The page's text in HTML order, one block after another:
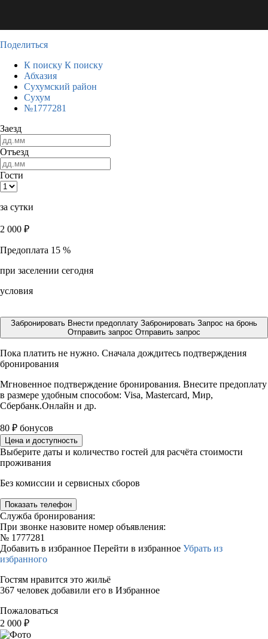
Поделиться
К поиску К поиску
Абхазия
Сухумский район
Сухум
№1777281
Заезд
Отъезд
Гости
за сутки
2 000 ₽
Предоплата 15 %
при заселении сегодня
условия
Забронировать Внести предоплату Забронировать Запрос на бронь
Отправить запрос Отправить запрос
Пока платить не нужно. Сначала дождитесь подтверждения
бронирования
Мгновенное подтверждение бронирования. Внесите предоплату
в размере удобным способом: Visa, Mastercard, Мир,
Сбербанк.Онлайн и др.
80 ₽ бонусов
Цена и доступность
Выберите даты и количество гостей для расчёта стоимости
проживания
Без комиссии и сервисных сборов
Показать телефон
Служба бронирования:
При звонке назовите номер объявления:
№ 1777281
Добавить в избранное Перейти в избранное Убрать из
избранного
Гостям нравится это жильё
367 человек добавили его в Избранное
Пожаловаться
2 000 ₽